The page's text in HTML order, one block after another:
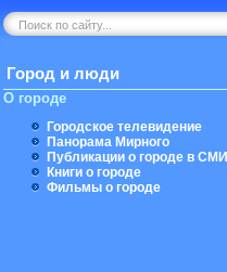
Город и люди
О городе
Городское телевидение
Панорама Мирного
Публикации о городе в СМИ
Книги о городе
Фильмы о городе